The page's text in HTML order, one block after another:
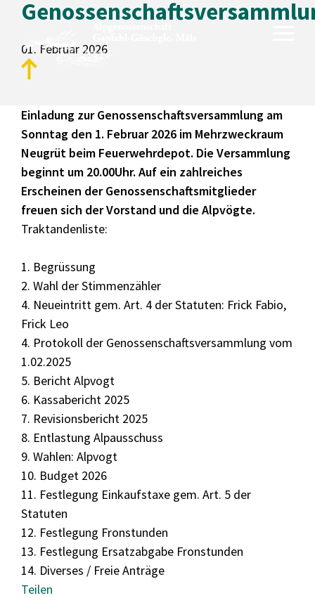
Unsere Alpen
Gapfahl
Güschgle
Aktuelles
Fotogalerie
Kontakt
Links
Home Datenschutz
01. Februar 2026
Einladung zur Genossenschaftsversammlung am
Sonntag den 1. Februar 2026 im Mehrzweckraum
Neugrüt beim Feuerwehrdepot. Die Versammlung
beginnt um 20.00Uhr. Auf ein zahlreiches
Erscheinen der Genossenschaftsmitglieder
freuen sich der Vorstand und die Alpvögte.
Traktandenliste:
1. Begrüssung
2. Wahl der Stimmenzähler
4. Neueintritt gem. Art. 4 der Statuten: Frick Fabio,
Frick Leo
4. Protokoll der Genossenschaftsversammlung vom
1.02.2025
5. Bericht Alpvogt
6. Kassabericht 2025
7. Revisionsbericht 2025
8. Entlastung Alpausschuss
9. Wahlen: Alpvogt
10. Budget 2026
11. Festlegung Einkaufstaxe gem. Art. 5 der
Statuten
12. Festlegung Fronstunden
13. Festlegung Ersatzabgabe Fronstunden
14. Diverses / Freie Anträge
Teilen